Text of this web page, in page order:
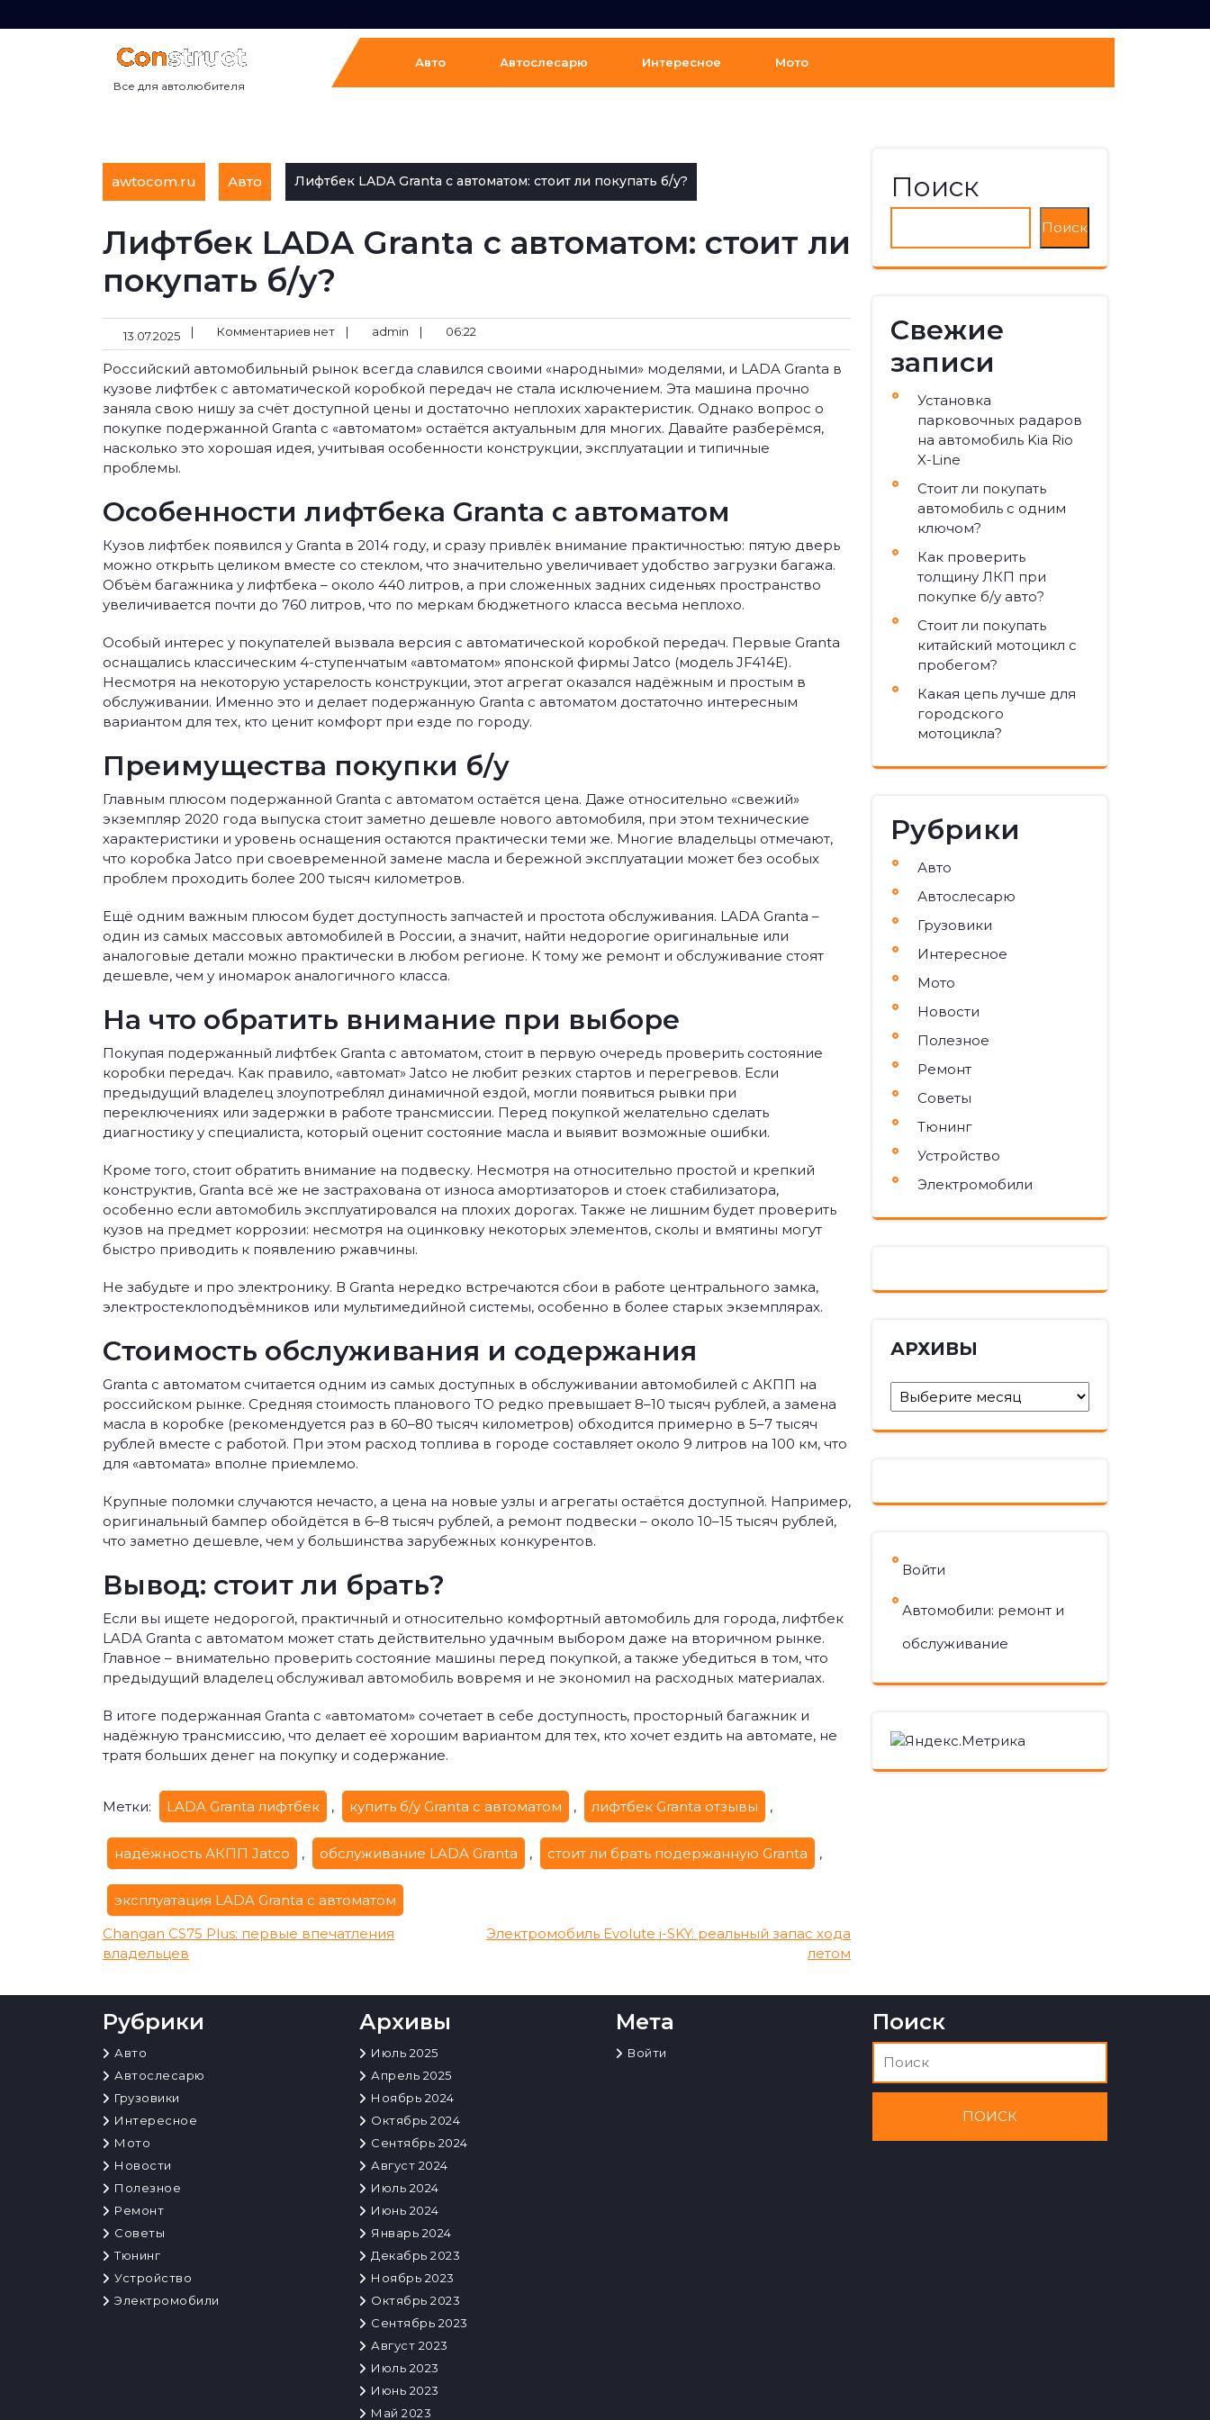
к
Все для автолюбителя
Авто Автослесарю Интересное Мото
awtocom.ru Авто Лифтбек LADA Granta с автоматом: стоит ли покупать б/у?
Лифтбек LADA Granta с автоматом: стоит ли
покупать б/у?
13.07.2025 | Комментариев нет | admin | 06:22
Российский автомобильный рынок всегда славился своими «народными» моделями, и LADA Granta в
кузове лифтбек с автоматической коробкой передач не стала исключением. Эта машина прочно
заняла свою нишу за счёт доступной цены и достаточно неплохих характеристик. Однако вопрос о
покупке подержанной Granta с «автоматом» остаётся актуальным для многих. Давайте разберёмся,
насколько это хорошая идея, учитывая особенности конструкции, эксплуатации и типичные
проблемы.
Особенности лифтбека Granta с автоматом
Кузов лифтбек появился у Granta в 2014 году, и сразу привлёк внимание практичностью: пятую дверь
можно открыть целиком вместе со стеклом, что значительно увеличивает удобство загрузки багажа.
Объём багажника у лифтбека – около 440 литров, а при сложенных задних сиденьях пространство
увеличивается почти до 760 литров, что по меркам бюджетного класса весьма неплохо.
Особый интерес у покупателей вызвала версия с автоматической коробкой передач. Первые Granta
оснащались классическим 4-ступенчатым «автоматом» японской фирмы Jatco (модель JF414E).
Несмотря на некоторую устарелость конструкции, этот агрегат оказался надёжным и простым в
обслуживании. Именно это и делает подержанную Granta с автоматом достаточно интересным
вариантом для тех, кто ценит комфорт при езде по городу.
Преимущества покупки б/у
Главным плюсом подержанной Granta с автоматом остаётся цена. Даже относительно «свежий»
экземпляр 2020 года выпуска стоит заметно дешевле нового автомобиля, при этом технические
характеристики и уровень оснащения остаются практически теми же. Многие владельцы отмечают,
что коробка Jatco при своевременной замене масла и бережной эксплуатации может без особых
проблем проходить более 200 тысяч километров.
Ещё одним важным плюсом будет доступность запчастей и простота обслуживания. LADA Granta –
один из самых массовых автомобилей в России, а значит, найти недорогие оригинальные или
аналоговые детали можно практически в любом регионе. К тому же ремонт и обслуживание стоят
дешевле, чем у иномарок аналогичного класса.
На что обратить внимание при выборе
Покупая подержанный лифтбек Granta с автоматом, стоит в первую очередь проверить состояние
коробки передач. Как правило, «автомат» Jatco не любит резких стартов и перегревов. Если
предыдущий владелец злоупотреблял динамичной ездой, могли появиться рывки при
переключениях или задержки в работе трансмиссии. Перед покупкой желательно сделать
диагностику у специалиста, который оценит состояние масла и выявит возможные ошибки.
Кроме того, стоит обратить внимание на подвеску. Несмотря на относительно простой и крепкий
конструктив, Granta всё же не застрахована от износа амортизаторов и стоек стабилизатора,
особенно если автомобиль эксплуатировался на плохих дорогах. Также не лишним будет проверить
кузов на предмет коррозии: несмотря на оцинковку некоторых элементов, сколы и вмятины могут
быстро приводить к появлению ржавчины.
Не забудьте и про электронику. В Granta нередко встречаются сбои в работе центрального замка,
электростеклоподъёмников или мультимедийной системы, особенно в более старых экземплярах.
Стоимость обслуживания и содержания
Granta с автоматом считается одним из самых доступных в обслуживании автомобилей с АКПП на
российском рынке. Средняя стоимость планового ТО редко превышает 8–10 тысяч рублей, а замена
масла в коробке (рекомендуется раз в 60–80 тысяч километров) обходится примерно в 5–7 тысяч
рублей вместе с работой. При этом расход топлива в городе составляет около 9 литров на 100 км, что
для «автомата» вполне приемлемо.
Крупные поломки случаются нечасто, а цена на новые узлы и агрегаты остаётся доступной. Например,
оригинальный бампер обойдётся в 6–8 тысяч рублей, а ремонт подвески – около 10–15 тысяч рублей,
что заметно дешевле, чем у большинства зарубежных конкурентов.
Вывод: стоит ли брать?
Если вы ищете недорогой, практичный и относительно комфортный автомобиль для города, лифтбек
LADA Granta с автоматом может стать действительно удачным выбором даже на вторичном рынке.
Главное – внимательно проверить состояние машины перед покупкой, а также убедиться в том, что
предыдущий владелец обслуживал автомобиль вовремя и не экономил на расходных материалах.
В итоге подержанная Granta с «автоматом» сочетает в себе доступность, просторный багажник и
надёжную трансмиссию, что делает её хорошим вариантом для тех, кто хочет ездить на автомате, не
тратя больших денег на покупку и содержание.
Метки: LADA Granta лифтбек , купить б/у Granta с автоматом , лифтбек Granta отзывы ,
надёжность АКПП Jatco , обслуживание LADA Granta , стоит ли брать подержанную Granta ,
эксплуатация LADA Granta с автоматом
Навигация
по
записям
Changan CS75 Plus: первые впечатления
владельцев
Электромобиль Evolute i-SKY: реальный запас хода
летом
Поиск
Поиск
Свежие
записи
Установка
парковочных радаров
на автомобиль Kia Rio
X-Line
Стоит ли покупать
автомобиль с одним
ключом?
Как проверить
толщину ЛКП при
покупке б/у авто?
Стоит ли покупать
китайский мотоцикл с
пробегом?
Какая цепь лучше для
городского
мотоцикла?
Рубрики
Авто
Автослесарю
Грузовики
Интересное
Мото
Новости
Полезное
Ремонт
Советы
Тюнинг
Устройство
Электромобили
АРХИВЫ
Архивы
Войти
Автомобили: ремонт и
обслуживание
Рубрики
Авто
Автослесарю
Грузовики
Интересное
Мото
Новости
Полезное
Ремонт
Советы
Тюнинг
Устройство
Электромобили
Архивы
Июль 2025
Апрель 2025
Ноябрь 2024
Октябрь 2024
Сентябрь 2024
Август 2024
Июль 2024
Июнь 2024
Январь 2024
Декабрь 2023
Ноябрь 2023
Октябрь 2023
Сентябрь 2023
Август 2023
Июль 2023
Июнь 2023
Май 2023
Мета
Войти
Поиск